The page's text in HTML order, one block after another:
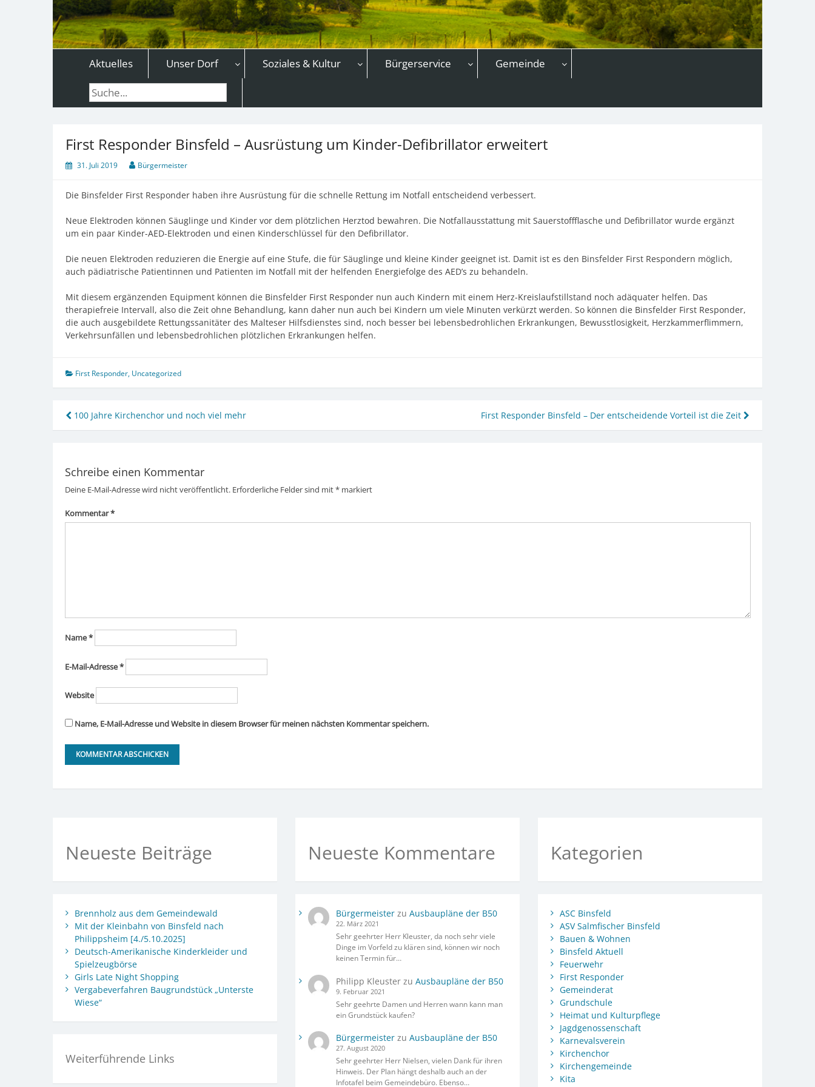
Aktuelles Unser Dorf Soziales & Kultur Bürgerservice Gemeinde
Suche
First Responder Binsfeld – Ausrüstung um Kinder-Defibrillator erweitert
31. Juli 2019 Bürgermeister
Die Binsfelder First Responder haben ihre Ausrüstung für die schnelle Rettung im Notfall entscheidend verbessert.
Neue Elektroden können Säuglinge und Kinder vor dem plötzlichen Herztod bewahren. Die Notfallausstattung mit Sauerstoffflasche und Defibrillator wurde ergänzt
um ein paar Kinder-AED-Elektroden und einen Kinderschlüssel für den Defibrillator.
Die neuen Elektroden reduzieren die Energie auf eine Stufe, die für Säuglinge und kleine Kinder geeignet ist. Damit ist es den Binsfelder First Respondern möglich,
auch pädiatrische Patientinnen und Patienten im Notfall mit der helfenden Energiefolge des AED’s zu behandeln.
Mit diesem ergänzenden Equipment können die Binsfelder First Responder nun auch Kindern mit einem Herz-Kreislaufstillstand noch adäquater helfen. Das
therapiefreie Intervall, also die Zeit ohne Behandlung, kann daher nun auch bei Kindern um viele Minuten verkürzt werden. So können die Binsfelder First Responder,
die auch ausgebildete Rettungssanitäter des Malteser Hilfsdienstes sind, noch besser bei lebensbedrohlichen Erkrankungen, Bewusstlosigkeit, Herzkammerflimmern,
Verkehrsunfällen und lebensbedrohlichen plötzlichen Erkrankungen helfen.
First Responder, Uncategorized
Beitragsnavigation
100 Jahre Kirchenchor und noch viel mehr First Responder Binsfeld – Der entscheidende Vorteil ist die Zeit
Schreibe einen Kommentar
Deine E-Mail-Adresse wird nicht veröffentlicht. Erforderliche Felder sind mit*markiert
Kommentar*
Name*
E-Mail-Adresse*
Website
Name, E-Mail-Adresse und Website in diesem Browser für meinen nächsten Kommentar speichern.
Neueste Beiträge
Brennholz aus dem Gemeindewald
Mit der Kleinbahn von Binsfeld nach
Philippsheim [4./5.10.2025]
Deutsch-Amerikanische Kinderkleider und
Spielzeugbörse
Girls Late Night Shopping
Vergabeverfahren Baugrundstück „Unterste
Wiese“
Weiterführende Links
Neueste Kommentare
Bürgermeisterzu Ausbaupläne der B50
22. März 2021
Sehr geehrter Herr Kleuster, da noch sehr viele
Dinge im Vorfeld zu klären sind, können wir noch
keinen Termin für…
Philipp Kleusterzu Ausbaupläne der B50
9. Februar 2021
Sehr geehrte Damen und Herren wann kann man
ein Grundstück kaufen?
Bürgermeisterzu Ausbaupläne der B50
27. August 2020
Sehr geehrter Herr Nielsen, vielen Dank für ihren
Hinweis. Der Plan hängt deshalb auch an der
Infotafel beim Gemeindebüro. Ebenso…
Kategorien
ASC Binsfeld
ASV Salmfischer Binsfeld
Bauen & Wohnen
Binsfeld Aktuell
Feuerwehr
First Responder
Gemeinderat
Grundschule
Heimat und Kulturpflege
Jagdgenossenschaft
Karnevalsverein
Kirchenchor
Kirchengemeinde
Kita